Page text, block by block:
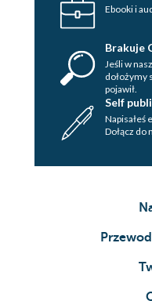
Ebooki i
Brakuje
Jeśli w
dołożymy
pojawił.
Self
Napisałeś
Dołącz do